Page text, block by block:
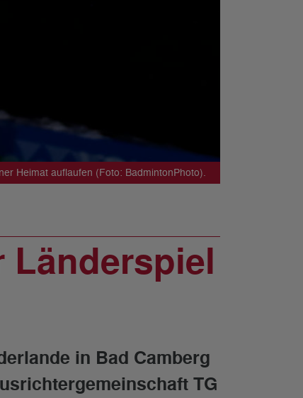
Heimat auflaufen (Foto: BadmintonPhoto).
Länderspiel
in Bad Camberg
TG